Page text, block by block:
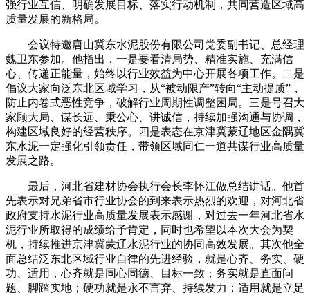
强行业互信、明确发展目标、落实行动机制，共同营造区域高
质量发展的新格局。
会议特邀唐山冀东水泥股份有限公司党委副书记、总经理
魏卫东参加。他指出，一是要看清局势、精准实施、充满信
心、传递正能量，始终以行业效益为中心开展各项工作。二是
倡议大家向泛东北区域学习，从“被动限产”转向“主动提质”，
防止内卷式恶性竞争，破解行业周期性调整困局。三是号召大
家顾大局、谋长远、秉公心、讲诚信，持续加强沟通与协调，
构建区域良好的经营秩序。四是表态在京津冀蒙辽地区金隅冀
东水泥一定强化引领责任，带领区域同仁一道共谋行业高质量
发展之路。
最后，河北省建材协会执行会长李怀江做总结讲话。他首
先表示对兄弟省市行业协会的到来表示热烈的欢迎，对河北省
政府支持水泥行业高质量发展表示感谢，对过去一年河北省水
泥行业所取得的成绩给予肯定，同时也希望以本次大会为契
机，持续推进京津冀蒙辽水泥行业的协同高效发展。其次他全
面总结泛东北区域行业自律的先进经验，就是心齐、务实、硬
功、适用，心齐就是同心同德、目标一致；务实就是直面问
题、脚踏实地；硬功就是永不言弃、持续发力；适用就是立足